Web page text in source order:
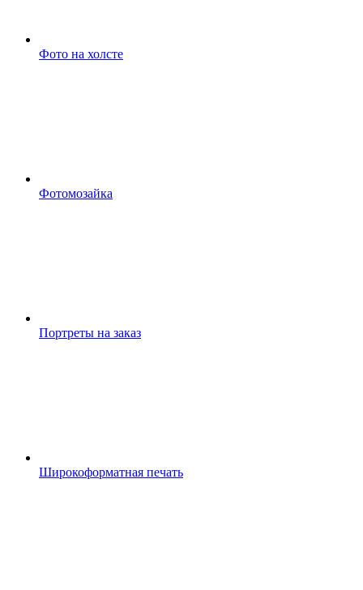
Фото на холсте
Фотомозайка
Портреты на заказ
Широкоформатная печать